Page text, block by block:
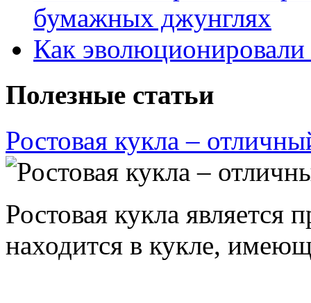
бумажных джунглях
Как
Полезные статьи
Ростовая кукла –
Ростовая кукла является
находится в кукле,